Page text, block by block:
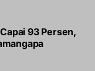
93 Persen,